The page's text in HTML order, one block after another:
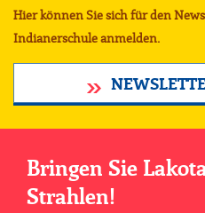
Hier können Sie sich für den
Indianerschule anmelden.
Bringen Sie
Strahlen!